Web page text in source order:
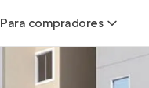
Para compradores
Buscar um imóvel novo